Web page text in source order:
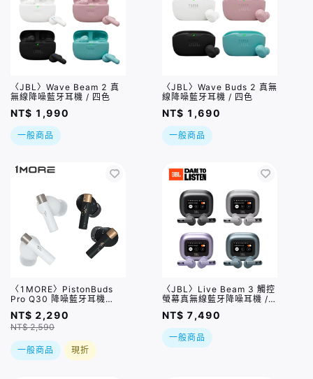
〈JBL〉Wave Beam 2 真
無線降噪藍牙耳機 / 四色
NT$ 1,990
一般商品
〈JBL〉Wave Buds 2 真無
線降噪藍牙耳機 / 四色
NT$ 1,690
一般商品
〈1MORE〉PistonBuds
Pro Q30 降噪藍牙耳機
EC305 / 兩色
NT$ 2,290
NT$ 2,590
一般商品 現折
〈JBL〉Live Beam 3 觸控
螢幕真無線藍牙降噪耳機 /
四色
NT$ 7,490
一般商品